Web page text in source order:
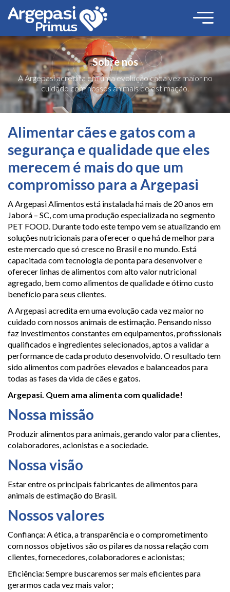
Sobre nós
A Argepasi acredita em uma evolução cada vez maior no
cuidado com nossos animais de estimação.
Alimentar cães e gatos com a
segurança e qualidade que eles
merecem é mais do que um
compromisso para a Argepasi
A Argepasi Alimentos está instalada há mais de 20 anos em
Jaborá – SC, com uma produção especializada no segmento
PET FOOD. Durante todo este tempo vem se atualizando em
soluções nutricionais para oferecer o que há de melhor para
este mercado que só cresce no Brasil e no mundo. Está
capacitada com tecnologia de ponta para desenvolver e
oferecer linhas de alimentos com alto valor nutricional
agregado, bem como alimentos de qualidade e ótimo custo
benefício para seus clientes.
A Argepasi acredita em uma evolução cada vez maior no
cuidado com nossos animais de estimação. Pensando nisso
faz investimentos constantes em equipamentos, profissionais
qualificados e ingredientes selecionados, aptos a validar a
performance de cada produto desenvolvido. O resultado tem
sido alimentos com padrões elevados e balanceados para
todas as fases da vida de cães e gatos.
Argepasi. Quem ama alimenta com qualidade!
Nossa missão
Produzir alimentos para animais, gerando valor para clientes,
colaboradores, acionistas e a sociedade.
Nossa visão
Estar entre os principais fabricantes de alimentos para
animais de estimação do Brasil.
Nossos valores
Confiança: A ética, a transparência e o comprometimento
com nossos objetivos são os pilares da nossa relação com
clientes, fornecedores, colaboradores e acionistas;
Eficiência: Sempre buscaremos ser mais eficientes para
gerarmos cada vez mais valor;